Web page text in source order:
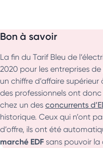
Bon à savoir
La fin du Tarif Bleu de
2020 pour les entreprises
un chiffre d’affaire
des professionnels ont
chez un des concurrents
historique. Ceux qui n’ont
d’offre, ils ont été
marché EDF sans pouvoir la